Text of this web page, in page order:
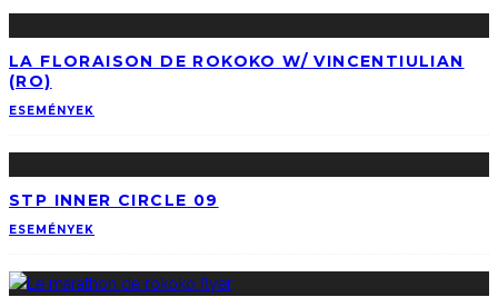
LA FLORAISON DE ROKOKO W/ VINCENTIULIAN
(RO)
ESEMÉNYEK
STP INNER CIRCLE 09
ESEMÉNYEK